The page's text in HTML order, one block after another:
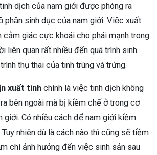
dịch của nam giới được phóng ra
phận sinh dục của nam giới. Việc xuất
cảm giác cực khoái cho phái mạnh trong
liên quan rất nhiều đến quá trình sinh
thụ thai của tinh trùng và trứng.
xuất tinh chính là việc tinh dịch không
bên ngoài mà bị kiềm chế ở trong cơ
giới. Có nhiều cách để nam giới kiềm
nhiên dù là cách nào thì cũng sẽ tiềm
chí ảnh hưởng đến việc sinh sản sau